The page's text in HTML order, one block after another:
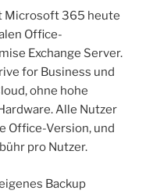
Microsoft 365 heute
Office-
Exchange Server.
for Business und
ohne hohe
Alle Nutzer
Office-Version, und
pro Nutzer.
Backup